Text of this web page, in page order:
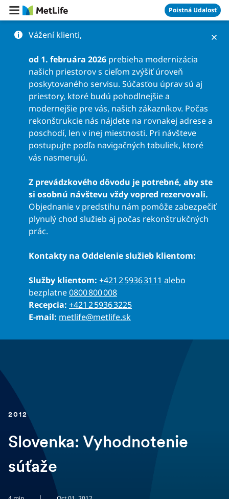
Preskočiť na obsah Poistná Udalosť
Vážení klienti,
od 1. februára 2026 prebieha modernizácia
našich priestorov s cieľom zvýšiť úroveň
poskytovaného servisu. Súčasťou úprav sú aj
priestory, ktoré budú pohodlnejšie a
modernejšie pre vás, našich zákazníkov. Počas
rekonštrukcie nás nájdete na rovnakej adrese a
poschodí, len v inej miestnosti. Pri návšteve
postupujte podľa navigačných tabuliek, ktoré
vás nasmerujú.
Z prevádzkového dôvodu je potrebné, aby ste
si osobnú návštevu vždy vopred rezervovali.
Objednanie v predstihu nám pomôže zabezpečiť
plynulý chod služieb aj počas rekonštrukčných
prác.
Kontakty na Oddelenie služieb klientom:
Služby klientom: +421 2 5936 3111 alebo
bezplatne0800 800 008
Recepcia: +421 2 5936 3225
E-mail: metlife@metlife.sk
2012
Slovenka: Vyhodnotenie
súťaže